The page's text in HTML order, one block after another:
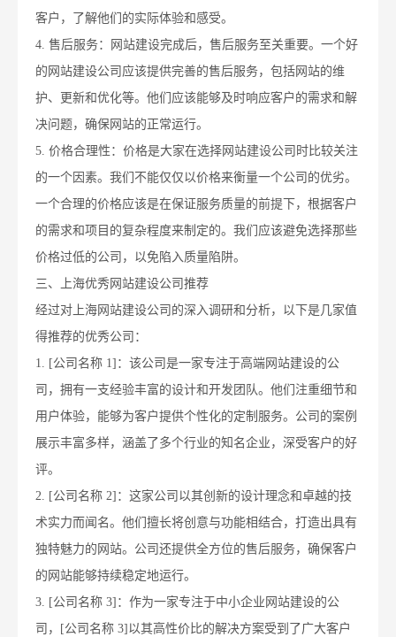
客户，了解他们的实际体验和感受。
4. 售后服务：网站建设完成后，售后服务至关重要。一个好
的网站建设公司应该提供完善的售后服务，包括网站的维
护、更新和优化等。他们应该能够及时响应客户的需求和解
决问题，确保网站的正常运行。
5. 价格合理性：价格是大家在选择网站建设公司时比较关注
的一个因素。我们不能仅仅以价格来衡量一个公司的优劣。
一个合理的价格应该是在保证服务质量的前提下，根据客户
的需求和项目的复杂程度来制定的。我们应该避免选择那些
价格过低的公司，以免陷入质量陷阱。
三、上海优秀网站建设公司推荐
经过对上海网站建设公司的深入调研和分析，以下是几家值
得推荐的优秀公司：
1. [公司名称 1]：该公司是一家专注于高端网站建设的公
司，拥有一支经验丰富的设计和开发团队。他们注重细节和
用户体验，能够为客户提供个性化的定制服务。公司的案例
展示丰富多样，涵盖了多个行业的知名企业，深受客户的好
评。
2. [公司名称 2]：这家公司以其创新的设计理念和卓越的技
术实力而闻名。他们擅长将创意与功能相结合，打造出具有
独特魅力的网站。公司还提供全方位的售后服务，确保客户
的网站能够持续稳定地运行。
3. [公司名称 3]：作为一家专注于中小企业网站建设的公
司，[公司名称 3]以其高性价比的解决方案受到了广大客户